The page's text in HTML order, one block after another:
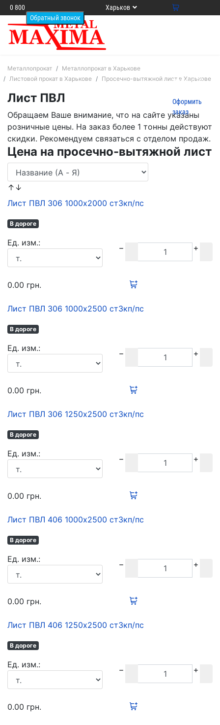
0 800
33 64
13
Харьков
сумму0.00
Оформить
заказ
Металлопрокат
Металлопрокат в Харькове
Листовой прокат в Харькове
Просечно-вытяжной лист в Харькове
Лист ПВЛ
Обращаем Ваше внимание, что на сайте указаны
розничные цены. На заказ более 1 тонны действуют
скидки. Рекомендуем связаться с отделом продаж.
Цена на просечно-вытяжной лист
↑↓
Лист ПВЛ 306 1000х2000 ст3кп/пс
В дороге
Ед. изм.:
0.00 грн.
Лист ПВЛ 306 1000х2500 ст3кп/пс
В дороге
Ед. изм.:
0.00 грн.
Лист ПВЛ 306 1250х2500 ст3кп/пс
В дороге
Ед. изм.:
0.00 грн.
Лист ПВЛ 406 1000х2500 ст3кп/пс
В дороге
Ед. изм.:
0.00 грн.
Лист ПВЛ 406 1250х2500 ст3кп/пс
В дороге
Ед. изм.:
0.00 грн.